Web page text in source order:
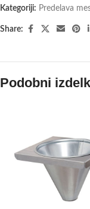
Kategoriji: Predelava
Share:
Podobni